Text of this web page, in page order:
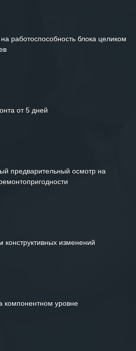
работоспособность блока целиком
от 5 дней
предварительный осмотр на
конструктивных изменений
компонентном уровне